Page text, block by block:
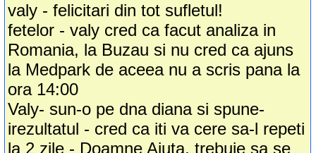
valy - felicitari din tot sufletul!
fetelor - valy cred ca facut analiza in
Romania, la Buzau si nu cred ca ajuns
la Medpark de aceea nu a scris pana la
ora 14:00
Valy- sun-o pe dna diana si spune-
irezultatul - cred ca iti va cere sa-l repeti
la 2 zile - Doamne Ajuta, trebuie sa se